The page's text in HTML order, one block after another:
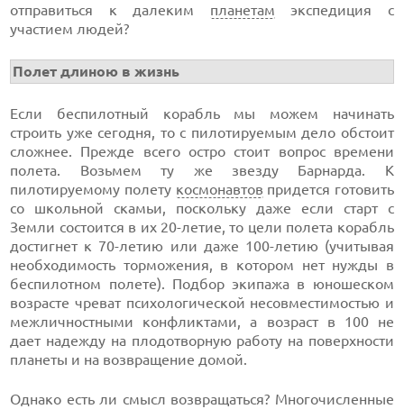
отправиться к далеким планетам экспедиция с
участием людей?
Полет длиною в жизнь
Если беспилотный корабль мы можем начинать
строить уже сегодня, то с пилотируемым дело обстоит
сложнее. Прежде всего остро стоит вопрос времени
полета. Возьмем ту же звезду Барнарда. К
пилотируемому полету космонавтов придется готовить
со школьной скамьи, поскольку даже если старт с
Земли состоится в их 20-летие, то цели полета корабль
достигнет к 70-летию или даже 100-летию (учитывая
необходимость торможения, в котором нет нужды в
беспилотном полете). Подбор экипажа в юношеском
возрасте чреват психологической несовместимостью и
межличностными конфликтами, а возраст в 100 не
дает надежду на плодотворную работу на поверхности
планеты и на возвращение домой.
Однако есть ли смысл возвращаться? Многочисленные